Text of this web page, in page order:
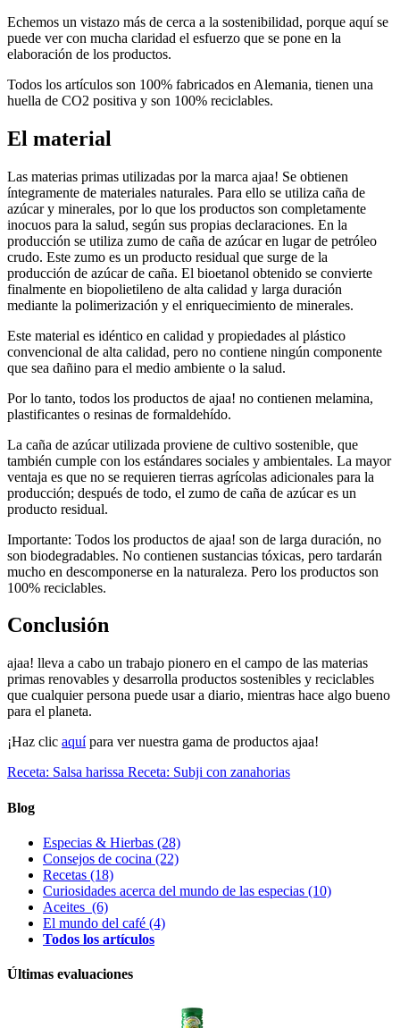
Echemos un vistazo más de cerca a la sostenibilidad, porque aquí se
puede ver con mucha claridad el esfuerzo que se pone en la
elaboración de los productos.
Todos los artículos son 100% fabricados en Alemania, tienen una
huella de CO2 positiva y son 100% reciclables.
El material
Las materias primas utilizadas por la marca ajaa! Se obtienen
íntegramente de materiales naturales. Para ello se utiliza caña de
azúcar y minerales, por lo que los productos son completamente
inocuos para la salud, según sus propias declaraciones. En la
producción se utiliza zumo de caña de azúcar en lugar de petróleo
crudo. Este zumo es un producto residual que surge de la
producción de azúcar de caña. El bioetanol obtenido se convierte
finalmente en biopolietileno de alta calidad y larga duración
mediante la polimerización y el enriquecimiento de minerales.
Este material es idéntico en calidad y propiedades al plástico
convencional de alta calidad, pero no contiene ningún componente
que sea dañino para el medio ambiente o la salud.
Por lo tanto, todos los productos de ajaa! no contienen melamina,
plastificantes o resinas de formaldehído.
La caña de azúcar utilizada proviene de cultivo sostenible, que
también cumple con los estándares sociales y ambientales. La mayor
ventaja es que no se requieren tierras agrícolas adicionales para la
producción; después de todo, el zumo de caña de azúcar es un
producto residual.
Importante: Todos los productos de ajaa! son de larga duración, no
son biodegradables. No contienen sustancias tóxicas, pero tardarán
mucho en descomponerse en la naturaleza. Pero los productos son
100% reciclables.
Conclusión
ajaa! lleva a cabo un trabajo pionero en el campo de las materias
primas renovables y desarrolla productos sostenibles y reciclables
que cualquier persona puede usar a diario, mientras hace algo bueno
para el planeta.
¡Haz clic aquípara ver nuestra gama de productos ajaa!
Receta: Salsa harissa Receta: Subji con zanahorias
Blog
Especias & Hierbas (28)
Consejos de cocina (22)
Recetas (18)
Curiosidades acerca del mundo de las especias (10)
Aceites (6)
El mundo del café (4)
Todos los artículos
Últimas evaluaciones